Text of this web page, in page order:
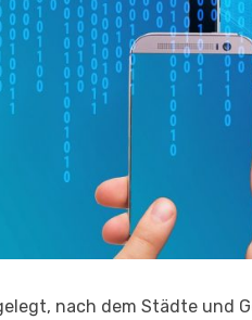
nach dem Städte und